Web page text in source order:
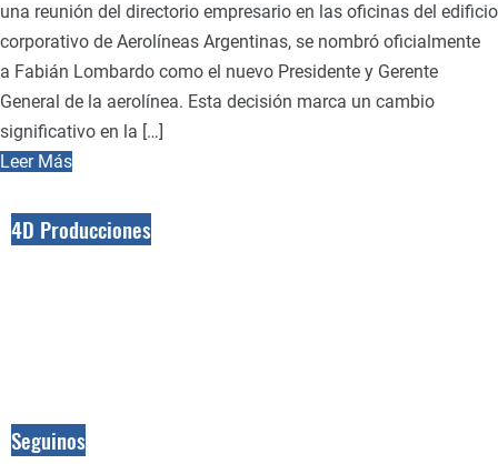
una reunión del directorio empresario en las oficinas del edificio
corporativo de Aerolíneas Argentinas, se nombró oficialmente
a Fabián Lombardo como el nuevo Presidente y Gerente
General de la aerolínea. Esta decisión marca un cambio
significativo en la […]
Leer Más
4D Producciones
Seguinos